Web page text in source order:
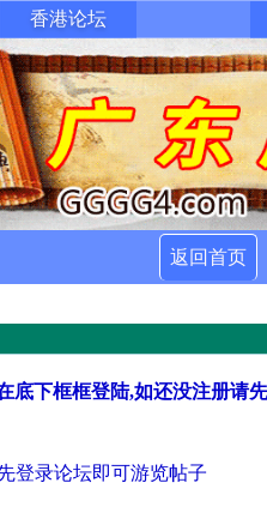
香港论坛
返回首页
底下框框登陆,如还没注册请
登录论坛即可游览帖子